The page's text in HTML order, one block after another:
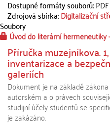
Dostupné formáty souborů:PDF
Zdrojová sbírka:Digitalizační
Soubory
Úvod do literární
Příručka muzejníkova.
inventarizace a
galeriích
Dokument je na základě
autorském a o právech
studijní účely studentů se
je zakázáno.